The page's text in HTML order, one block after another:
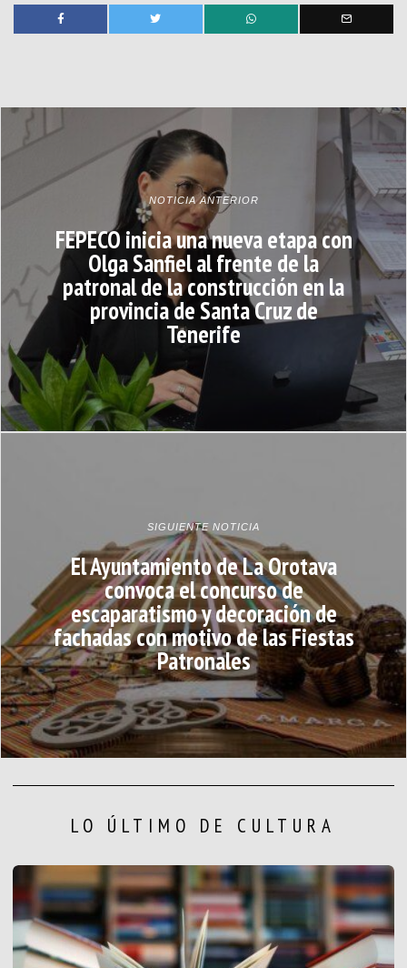
NOTICIA ANTERIOR
FEPECO inicia una nueva etapa con
Olga Sanfiel al frente de la
patronal de la construcción en la
provincia de Santa Cruz de
Tenerife
SIGUIENTE NOTICIA
El Ayuntamiento de La Orotava
convoca el concurso de
escaparatismo y decoración de
fachadas con motivo de las Fiestas
Patronales
LO ÚLTIMO DE CULTURA